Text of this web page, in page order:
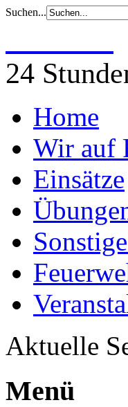
Suchen...
24
Home
Wir auf
Einsätze
Aktuelle
Menü